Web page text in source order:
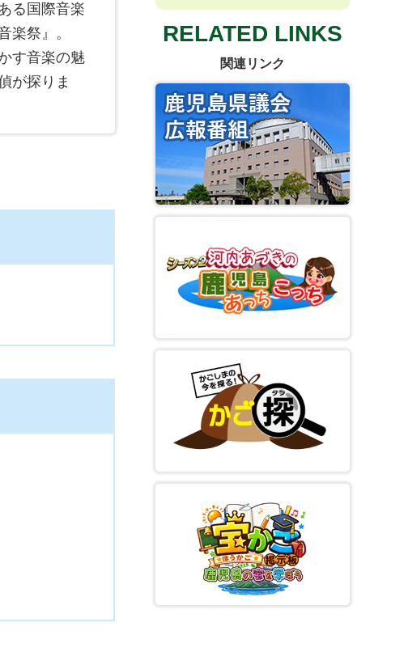
る国際音楽
楽祭』。
す音楽の魅
が探りま
RELATED LINKS
関連リンク